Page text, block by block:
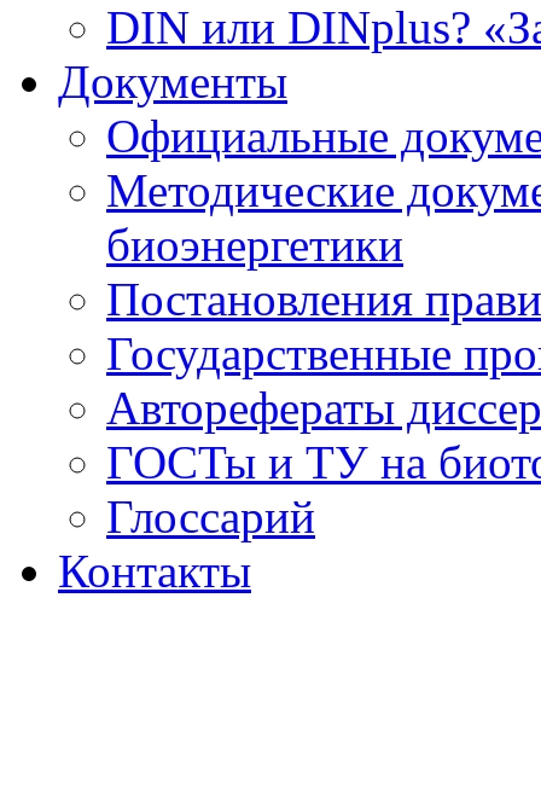
DIN или DINplus?
Документы
Официальные
Методические
биоэнергетики
Постановления
Государственные
Авторефераты
ГОСТы и ТУ на
Глоссарий
Контакты